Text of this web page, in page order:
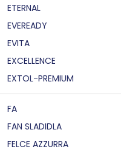
ETERNAL
EVEREADY
EVITA
EXCELLENCE
EXTOL-PREMIUM
FA
FAN SLADIDLA
FELCE AZZURRA